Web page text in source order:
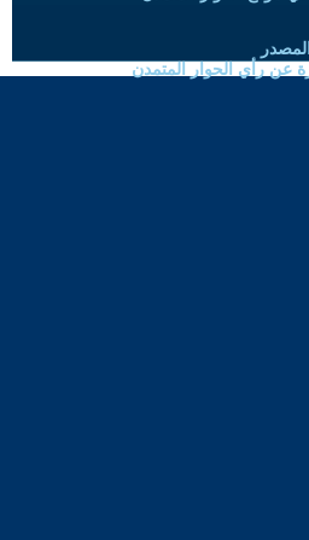
عن رأي الحوار المتمدن